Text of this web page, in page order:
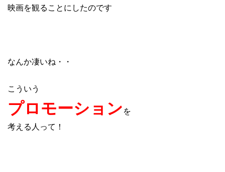
映画を観ることにしたのです
なんか凄いね・・
こういう
プロモーションを
考える人って！